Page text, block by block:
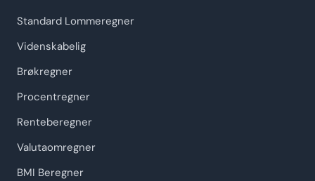
Standard Lommeregner
Videnskabelig
Brøkregner
Procentregner
Renteberegner
Valutaomregner
BMI Beregner